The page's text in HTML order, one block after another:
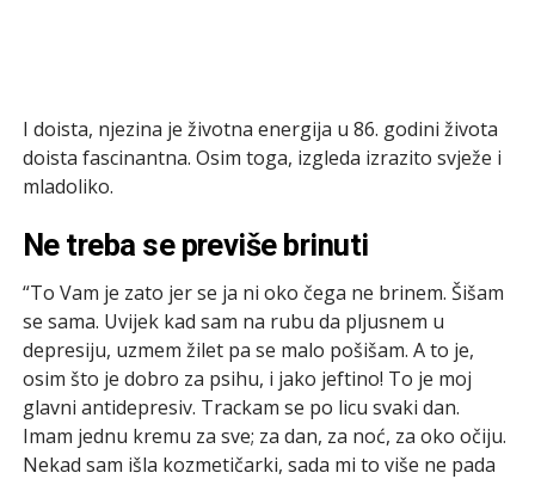
I doista, njezina je životna energija u 86. godini života
doista fascinantna. Osim toga, izgleda izrazito svježe i
mladoliko.
Ne treba se previše brinuti
“To Vam je zato jer se ja ni oko čega ne brinem. Šišam
se sama. Uvijek kad sam na rubu da pljusnem u
depresiju, uzmem žilet pa se malo pošišam. A to je,
osim što je dobro za psihu, i jako jeftino! To je moj
glavni antidepresiv. Trackam se po licu svaki dan.
Imam jednu kremu za sve; za dan, za noć, za oko očiju.
Nekad sam išla kozmetičarki, sada mi to više ne pada